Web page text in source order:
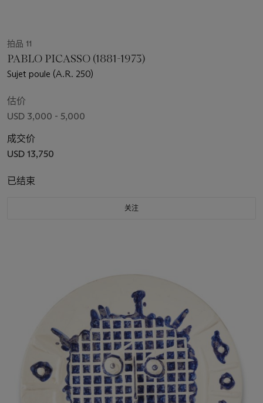
拍品 11
PABLO PICASSO (1881-1973)
Sujet poule (A.R. 250)
估价
USD 3,000 - 5,000
成交价
USD 13,750
已结束
关注